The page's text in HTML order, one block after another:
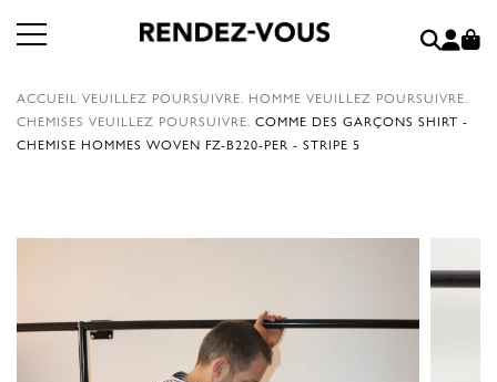
ACCUEIL VEUILLEZ POURSUIVRE. HOMME VEUILLEZ POURSUIVRE.
CHEMISES VEUILLEZ POURSUIVRE. COMME DES GARÇONS SHIRT -
CHEMISE HOMMES WOVEN FZ-B220-PER - STRIPE 5